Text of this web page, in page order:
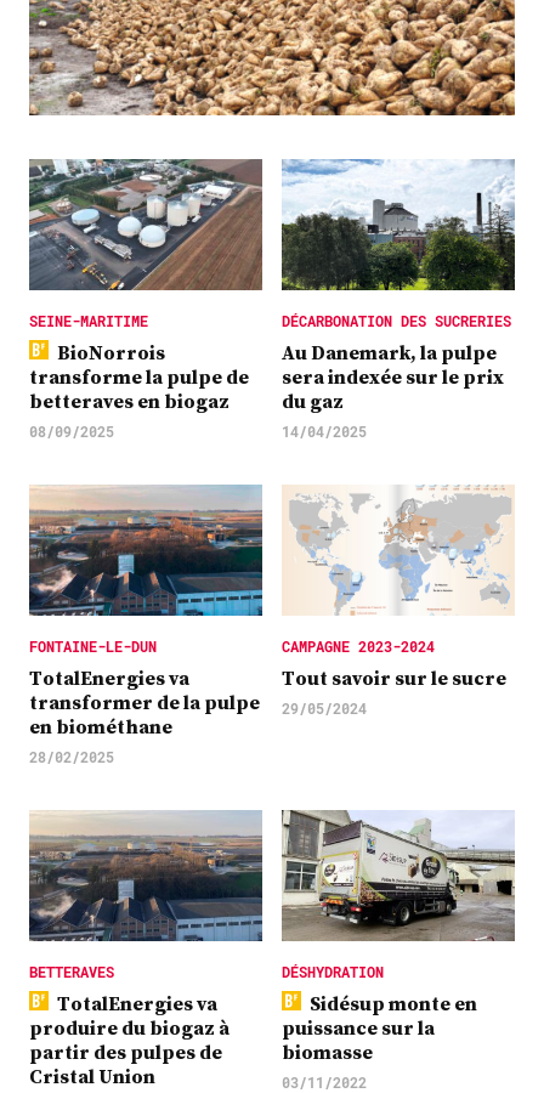
Chasse
Plus
Abonnez-vous
SEINE-MARITIME
BioNorrois
transforme la pulpe de
betteraves en biogaz
08/09/2025
DÉCARBONATION DES SUCRERIES
Au Danemark, la pulpe
sera indexée sur le prix
du gaz
14/04/2025
FONTAINE-LE-DUN
TotalEnergies va
transformer de la pulpe
en biométhane
28/02/2025
CAMPAGNE 2023-2024
Tout savoir sur le sucre
29/05/2024
BETTERAVES
TotalEnergies va
produire du biogaz à
partir des pulpes de
Cristal Union
DÉSHYDRATION
Sidésup monte en
puissance sur la
biomasse
03/11/2022